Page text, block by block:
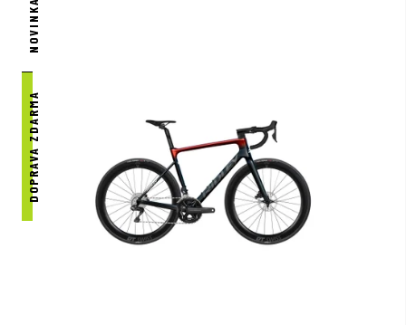
Beany Praha - DR SPORT je jedním z vybraných prodejců kol
značky Beany.
NOVINKA
DOPRAVA ZDARMA